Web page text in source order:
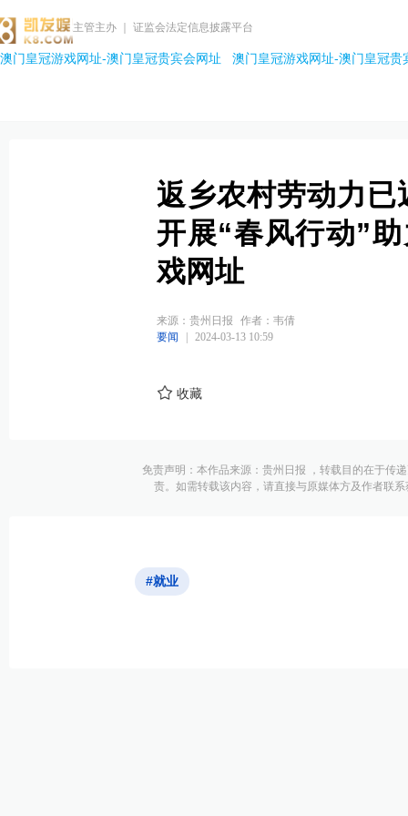
主管主办 ｜ 证监会法定信息披露平台
澳门皇冠游戏网址-澳门皇冠贵宾会网址 澳门皇冠游戏网址-澳门皇冠贵
返乡农村劳动力
开展“春风行动”
戏网址
来源：贵州日报
作者：韦倩
要闻
2024-03-13 10:59
收藏
免责声明：本作品来源：贵州日报 ，转载目的在于传
责。如需转载该内容，请直接与原媒体方及作者联
#就业